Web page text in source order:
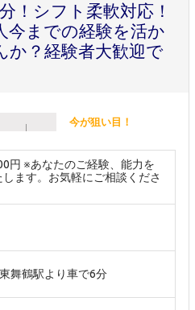
！シフト柔軟対応！
今までの経験を活か
か？経験者大歓迎で
今が狙い目！
円 ※あなたのご経験、能力を
ます。お気軽にご相談くださ
舞鶴駅より車で6分